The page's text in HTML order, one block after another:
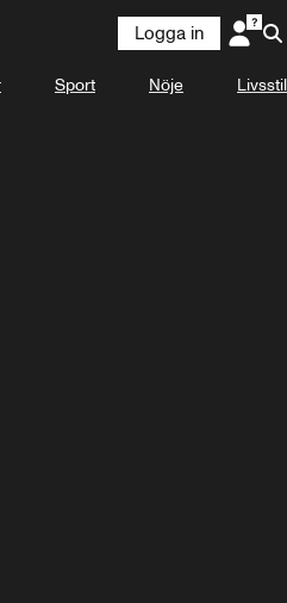
Logga in
Sport Nöje Livsstil